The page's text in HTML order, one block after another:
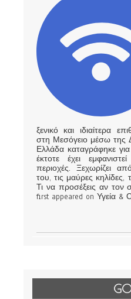
ξενικό και ιδιαίτερα
στη Μεσόγειο μέσω της
Ελλάδα καταγράφηκε
έκτοτε έχει
περιοχές. Ξεχωρίζει
του, τις μαύρες κηλίδες,
Τι να προσέξεις αν τον
first appeared on Υγεία &